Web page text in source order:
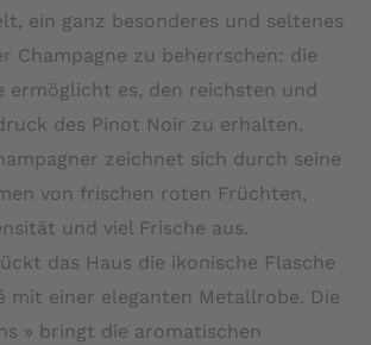
ein ganz besonderes und seltenes
Champagne zu beherrschen: die
ermöglicht es, den reichsten und
des Pinot Noir zu erhalten.
zeichnet sich durch seine
von frischen roten Früchten,
und viel Frische aus.
das Haus die ikonische Flasche
mit einer eleganten Metallrobe. Die
» bringt die aromatischen